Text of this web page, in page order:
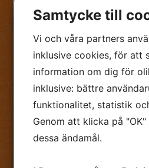
Skärpresår
Stövelresår
Underklädesresår
Underklädesresår
Paljettband
Paracord
Pärlband
Reflexband
Samtycke till
Vi och våra partners
inklusive cookies, för att
information om dig för
inklusive: bättre
funktionalitet, statistik
Genom att klicka på
dessa ändamål.